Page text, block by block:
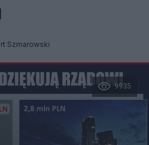
Szmarowski
9935